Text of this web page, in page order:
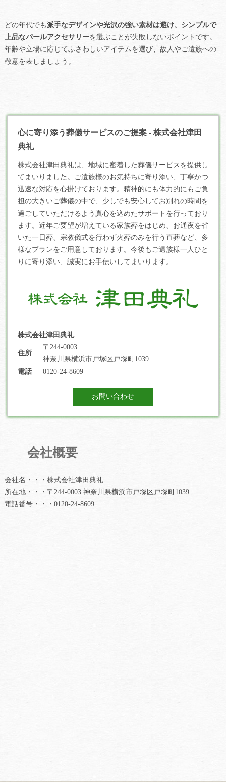
どの年代でも派手なデザインや光沢の強い素材は避け、シンプルで
上品なパールアクセサリーを選ぶことが失敗しないポイントです。
年齢や立場に応じてふさわしいアイテムを選び、故人やご遺族への
敬意を表しましょう。
心に寄り添う葬儀サービスのご提案 - 株式会社津田
典礼
株式会社津田典礼は、地域に密着した葬儀サービスを提供し
てまいりました。ご遺族様のお気持ちに寄り添い、丁寧かつ
迅速な対応を心掛けております。精神的にも体力的にもご負
担の大きいご葬儀の中で、少しでも安心してお別れの時間を
過ごしていただけるよう真心を込めたサポートを行っており
ます。近年ご要望が増えている家族葬をはじめ、お通夜を省
いた一日葬、宗教儀式を行わず火葬のみを行う直葬など、多
様なプランをご用意しております。今後もご遺族様一人ひと
りに寄り添い、誠実にお手伝いしてまいります。
株式会社津田典礼
住所
〒244-0003
神奈川県横浜市戸塚区戸塚町1039
電話
0120-24-8609
お問い合わせ
会社概要
会社名・・・株式会社津田典礼
所在地・・・〒244-0003 神奈川県横浜市戸塚区戸塚町1039
電話番号・・・0120-24-8609